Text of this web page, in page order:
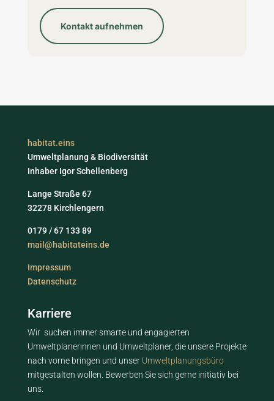
Kontakt aufnehmen
habitat.eins
Umweltplanung & Biodiversität
Inhaber Igor Schellenberg
Lange Straße 67
32278 Kirchlengern
0179 / 67 133 89
mail@habitateins.de
Impressum
Datenschutz
Karriere
Wir suchen immer smarte und engagierten
Umweltplanerinnen und Umweltplaner, die unsere Projekte
nach vorne bringen und unser Umweltplanungsbüro
mitgestalten wollen. Bewerben Sie sich gerne initiativ bei
uns.